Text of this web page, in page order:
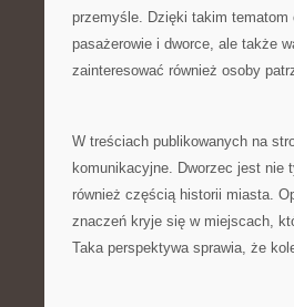
przemyśle. Dzięki takim
pasażerowie i dworce, ale także
zainteresować również osoby
W treściach publikowanych na
komunikacyjne. Dworzec jest nie
również częścią historii miasta.
znaczeń kryje się w miejscach,
Taka perspektywa sprawia, że